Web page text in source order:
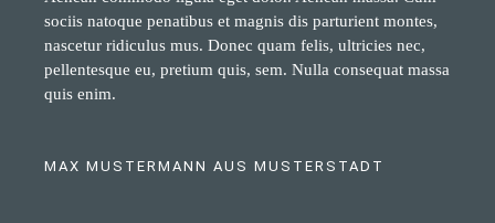
sociis natoque penatibus et magnis dis parturient montes,
nascetur ridiculus mus. Donec quam felis, ultricies nec,
pellentesque eu, pretium quis, sem. Nulla consequat massa
quis enim.
MAX MUSTERMANN AUS MUSTERSTADT